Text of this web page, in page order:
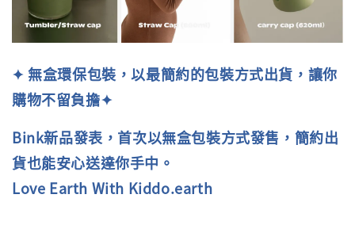
✦ 無盒環保包裝，以最簡約的包裝方式出貨，讓你
購物不留負擔✦
Bink新品發表，首次以無盒包裝方式發售，簡約出
貨也能安心送達你手中。
Love Earth With Kiddo.earth